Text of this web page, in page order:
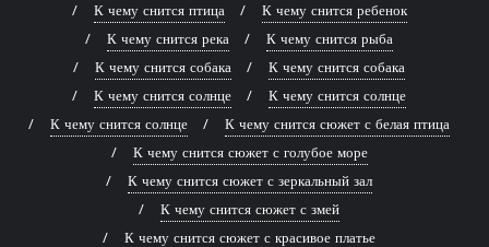
К чему снится птица
К чему снится ребенок
К чему снится река
К чему снится рыба
К чему снится собака
К чему снится собака
К чему снится солнце
К чему снится солнце
К чему снится солнце
К чему снится сюжет с белая птица
К чему снится сюжет с голубое море
К чему снится сюжет с зеркальный зал
К чему снится сюжет с змей
К чему снится сюжет с красивое платье